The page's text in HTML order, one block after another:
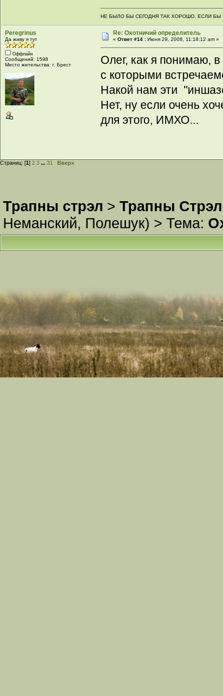
НЕ БЫЛО БЫ СЕГОДНЯ ТАК ХОРОШО, ЕСЛИ
Peregrinus
Да живу я тут
Оффлайн
Сообщений: 1598
Место жительства: г. Брест
Re: Охотничий определитель
«Ответ #14 : Июня 29, 2008, 11:18:12 am »
Олег, как я понимаю,
с которыми
Накой нам эти
Нет, ну если очень
для этого, ИМХО...
Страниц: [1] 2 3 ... 31 Вверх
Трапны стрэл > Трапны Стрэл
Неманский, Полешук) > Тема: